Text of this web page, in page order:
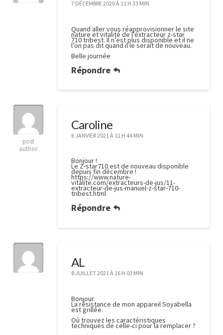
7 DÉCEMBRE 2020 À 11 H 33 MIN
Quand aller vous réapprovisionner le site
nature et vitalité de l’extracteur z-star
710 tribest. Il n’est plus disponible et il ne
l’on pas dit quand il le serait de nouveau.
Belle journée
Répondre
post
author
Caroline
6 JANVIER 2021 À 11 H 44 MIN
Bonjour !
Le Z-star710 est de nouveau disponible
depuis fin décembre !
https://www.nature-
vitalite.com/extracteurs-de-jus/11-
extracteur-de-jus-manuel-z-star-710-
tribest.html
Répondre
AL
8 JUILLET 2021 À 16 H 03 MIN
Bonjour.
La résistance de mon appareil Soyabella
est grillée.
Où trouvez les caractéristiques
techniques de celle-ci pour la remplacer ?